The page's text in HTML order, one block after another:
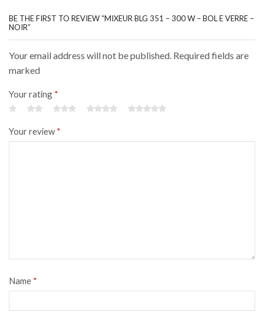
BE THE FIRST TO REVIEW “MIXEUR BLG 351 – 300 W – BOL E VERRE –
NOIR”
Your email address will not be published. Required fields are
marked
Your rating *
Your review *
Name *